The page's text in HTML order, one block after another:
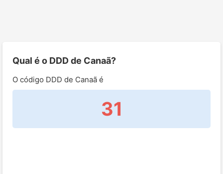
Qual é o DDD de Canaã?
O código DDD de Canaã é
31